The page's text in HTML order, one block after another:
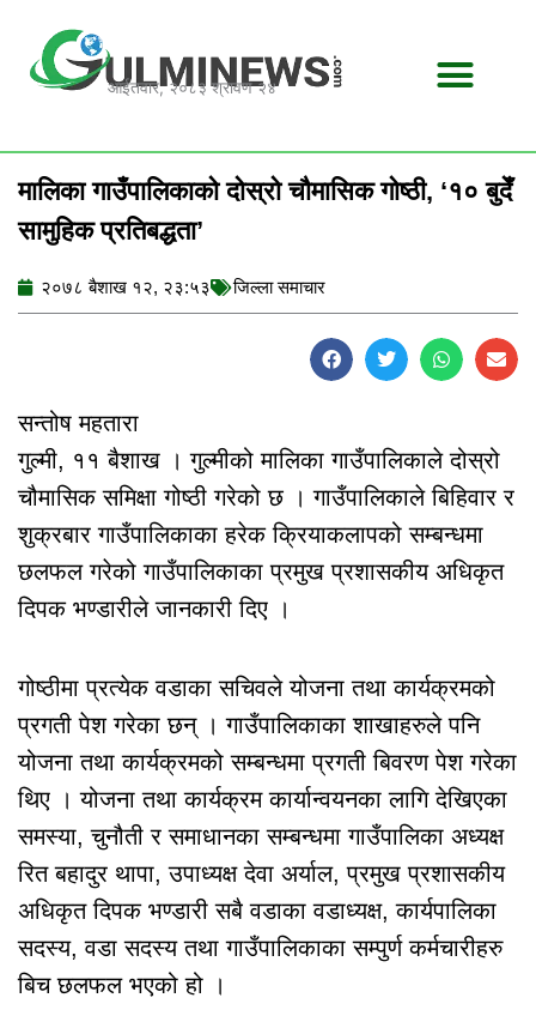
content
आईतवार, २०८३ श्रावण २४
मालिका गाउँपालिकाको दोस्रो चौमासिक गोष्ठी, ‘१० बुदेँ
सामुहिक प्रतिबद्धता’
२०७८ बैशाख १२, २३:५३ जिल्ला समाचार
सन्तोष महतारा
गुल्मी, ११ बैशाख । गुल्मीको मालिका गाउँपालिकाले दोस्रो
चौमासिक समिक्षा गोष्ठी गरेको छ । गाउँपालिकाले बिहिवार र
शुक्रबार गाउँपालिकाका हरेक क्रियाकलापको सम्बन्धमा
छलफल गरेको गाउँपालिकाका प्रमुख प्रशासकीय अधिकृत
दिपक भण्डारीले जानकारी दिए ।
गोष्ठीमा प्रत्येक वडाका सचिवले योजना तथा कार्यक्रमको
प्रगती पेश गरेका छन् । गाउँपालिकाका शाखाहरुले पनि
योजना तथा कार्यक्रमको सम्बन्धमा प्रगती बिवरण पेश गरेका
थिए । योजना तथा कार्यक्रम कार्यान्वयनका लागि देखिएका
समस्या, चुनौती र समाधानका सम्बन्धमा गाउँपालिका अध्यक्ष
रित बहादुर थापा, उपाध्यक्ष देवा अर्याल, प्रमुख प्रशासकीय
अधिकृत दिपक भण्डारी सबै वडाका वडाध्यक्ष, कार्यपालिका
सदस्य, वडा सदस्य तथा गाउँपालिकाका सम्पुर्ण कर्मचारीहरु
बिच छलफल भएको हो ।